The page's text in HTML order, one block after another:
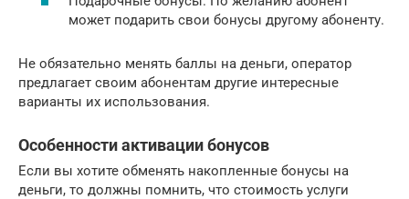
может подарить свои бонусы другому абоненту.
Не обязательно менять баллы на деньги, оператор
предлагает своим абонентам другие интересные
варианты их использования.
Особенности активации бонусов
Если вы хотите обменять накопленные бонусы на
деньги, то должны помнить, что стоимость услуги